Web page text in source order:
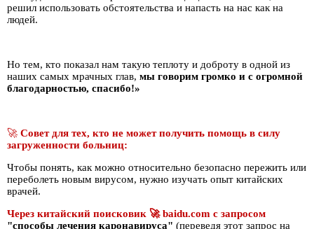
решил использовать обстоятельства и напасть на нас как на
людей.
Но тем, кто показал нам такую ​​теплоту и доброту в одной из
наших самых мрачных глав, мы говорим громко и с огромной
благодарностью, спасибо!»
🚀 Совет для тех, кто не может получить помощь в силу
загруженности больниц:
Чтобы понять, как можно относительно безопасно пережить или
переболеть новым вирусом, нужно изучать опыт китайских
врачей.
Через китайский поисковик 🚀baidu.com с запросом
"способы лечения каронавируса" (переведя этот запрос на